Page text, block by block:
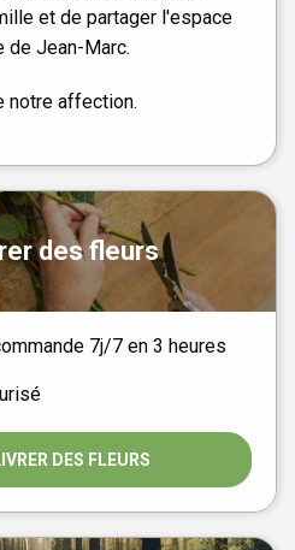
et de partager l'espace
de Jean-Marc.
notre affection.
des fleurs
7j/7 en 3 heures
DES FLEURS